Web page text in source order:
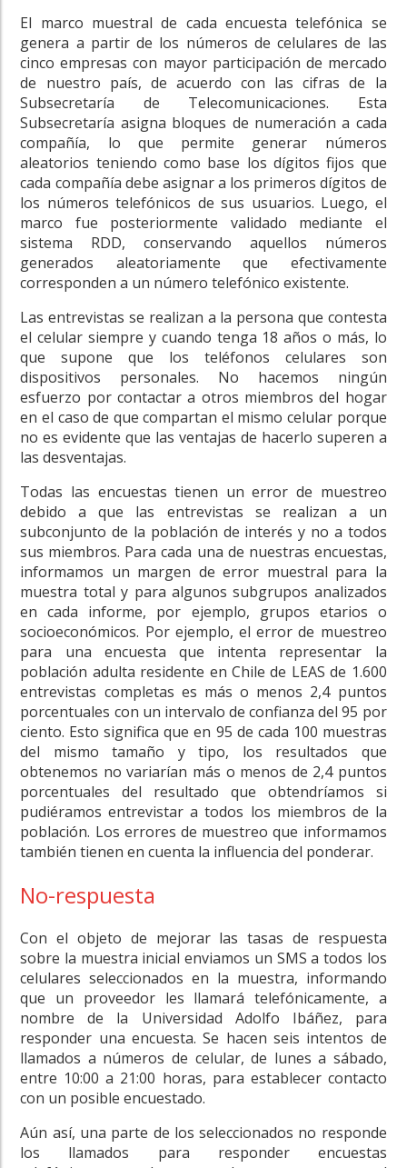
El marco muestral de cada encuesta telefónica se
genera a partir de los números de celulares de las
cinco empresas con mayor participación de mercado
de nuestro país, de acuerdo con las cifras de la
Subsecretaría de Telecomunicaciones. Esta
Subsecretaría asigna bloques de numeración a cada
compañía, lo que permite generar números
aleatorios teniendo como base los dígitos fijos que
cada compañía debe asignar a los primeros dígitos de
los números telefónicos de sus usuarios. Luego, el
marco fue posteriormente validado mediante el
sistema RDD, conservando aquellos números
generados aleatoriamente que efectivamente
corresponden a un número telefónico existente.
Las entrevistas se realizan a la persona que contesta
el celular siempre y cuando tenga 18 años o más, lo
que supone que los teléfonos celulares son
dispositivos personales. No hacemos ningún
esfuerzo por contactar a otros miembros del hogar
en el caso de que compartan el mismo celular porque
no es evidente que las ventajas de hacerlo superen a
las desventajas.
Todas las encuestas tienen un error de muestreo
debido a que las entrevistas se realizan a un
subconjunto de la población de interés y no a todos
sus miembros. Para cada una de nuestras encuestas,
informamos un margen de error muestral para la
muestra total y para algunos subgrupos analizados
en cada informe, por ejemplo, grupos etarios o
socioeconómicos. Por ejemplo, el error de muestreo
para una encuesta que intenta representar la
población adulta residente en Chile de LEAS de 1.600
entrevistas completas es más o menos 2,4 puntos
porcentuales con un intervalo de confianza del 95 por
ciento. Esto significa que en 95 de cada 100 muestras
del mismo tamaño y tipo, los resultados que
obtenemos no variarían más o menos de 2,4 puntos
porcentuales del resultado que obtendríamos si
pudiéramos entrevistar a todos los miembros de la
población. Los errores de muestreo que informamos
también tienen en cuenta la influencia del ponderar.
No-respuesta
Con el objeto de mejorar las tasas de respuesta
sobre la muestra inicial enviamos un SMS a todos los
celulares seleccionados en la muestra, informando
que un proveedor les llamará telefónicamente, a
nombre de la Universidad Adolfo Ibáñez, para
responder una encuesta. Se hacen seis intentos de
llamados a números de celular, de lunes a sábado,
entre 10:00 a 21:00 horas, para establecer contacto
con un posible encuestado.
Aún así, una parte de los seleccionados no responde
los llamados para responder encuestas